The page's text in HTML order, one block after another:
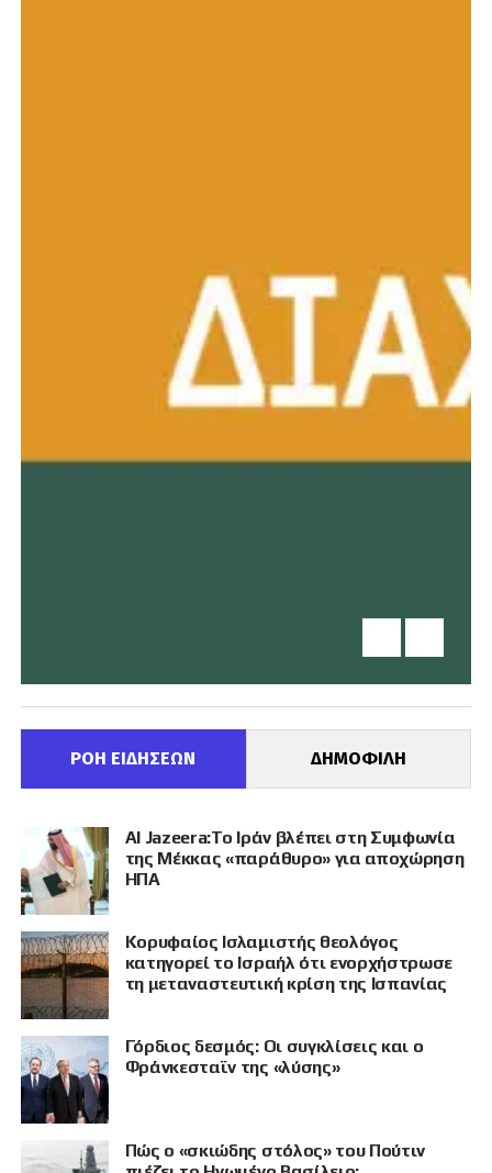
ΡΟΗ ΕΙΔΗΣΕΩΝ ΔΗΜΟΦΙΛΗ
Al Jazeera:Το Ιράν βλέπει στη Συμφωνία
της Μέκκας «παράθυρο» για αποχώρηση
ΗΠΑ
Κορυφαίος Ισλαμιστής θεολόγος
κατηγορεί το Ισραήλ ότι ενορχήστρωσε
τη μεταναστευτική κρίση της Ισπανίας
Γόρδιος δεσμός: Οι συγκλίσεις και ο
Φράνκεσταϊν της «λύσης»
Πώς ο «σκιώδης στόλος» του Πούτιν